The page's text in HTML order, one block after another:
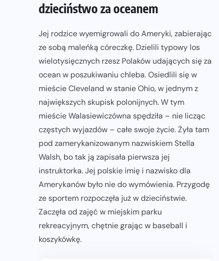
dzieciństwo za oceanem
Jej rodzice wyemigrowali do Ameryki, zabierając
ze sobą maleńką córeczkę. Dzielili typowy los
wielotysięcznych rzesz Polaków udających się za
ocean w poszukiwaniu chleba. Osiedlili się w
mieście Cleveland w stanie Ohio, w jednym z
największych skupisk polonijnych. W tym
mieście Walasiewiczówna spędziła – nie licząc
częstych wyjazdów – całe swoje życie. Żyła tam
pod zamerykanizowanym nazwiskiem Stella
Walsh, bo tak ją zapisała pierwsza jej
instruktorka. Jej polskie imię i nazwisko dla
Amerykanów było nie do wymówienia. Przygodę
ze sportem rozpoczęła już w dzieciństwie.
Zaczęła od zajęć w miejskim parku
rekreacyjnym, chętnie grając w baseball i
koszykówkę.